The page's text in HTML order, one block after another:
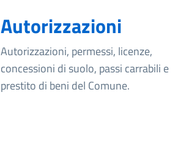
Autorizzazioni
Autorizzazioni, permessi, licenze,
concessioni di suolo, passi carrabili e
prestito di beni del Comune.